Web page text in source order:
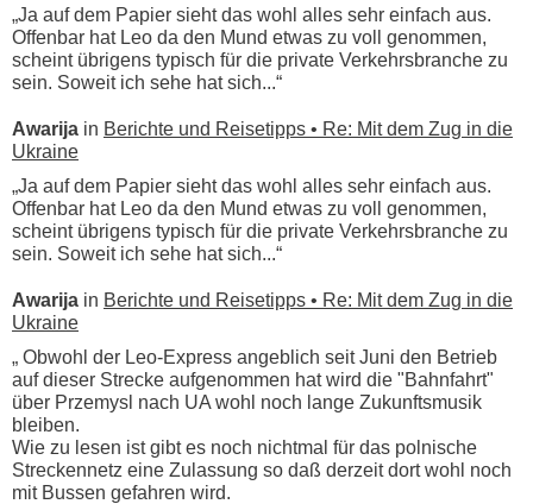
„Ja auf dem Papier sieht das wohl alles sehr einfach aus.
Offenbar hat Leo da den Mund etwas zu voll genommen,
scheint übrigens typisch für die private Verkehrsbranche zu
sein. Soweit ich sehe hat sich...“
Awarija in Berichte und Reisetipps • Re: Mit dem Zug in die
Ukraine
„Ja auf dem Papier sieht das wohl alles sehr einfach aus.
Offenbar hat Leo da den Mund etwas zu voll genommen,
scheint übrigens typisch für die private Verkehrsbranche zu
sein. Soweit ich sehe hat sich...“
Awarija in Berichte und Reisetipps • Re: Mit dem Zug in die
Ukraine
„ Obwohl der Leo-Express angeblich seit Juni den Betrieb
auf dieser Strecke aufgenommen hat wird die "Bahnfahrt"
über Przemysl nach UA wohl noch lange Zukunftsmusik
bleiben.
Wie zu lesen ist gibt es noch nichtmal für das polnische
Streckennetz eine Zulassung so daß derzeit dort wohl noch
mit Bussen gefahren wird.